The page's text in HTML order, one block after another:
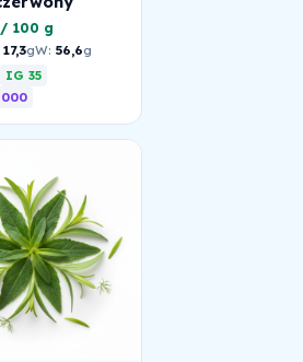
100 g
17,3gW: 56,6g
IG 35
000